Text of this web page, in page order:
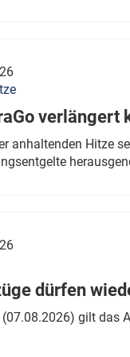
verlängert
anhaltenden Hitze
dürfen
gilt das